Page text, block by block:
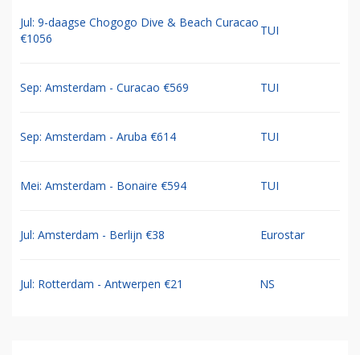
Jul: 9-daagse Chogogo Dive & Beach Curacao
€1056
TUI
Sep: Amsterdam - Curacao €569 TUI
Sep: Amsterdam - Aruba €614 TUI
Mei: Amsterdam - Bonaire €594 TUI
Jul: Amsterdam - Berlijn €38 Eurostar
Jul: Rotterdam - Antwerpen €21 NS